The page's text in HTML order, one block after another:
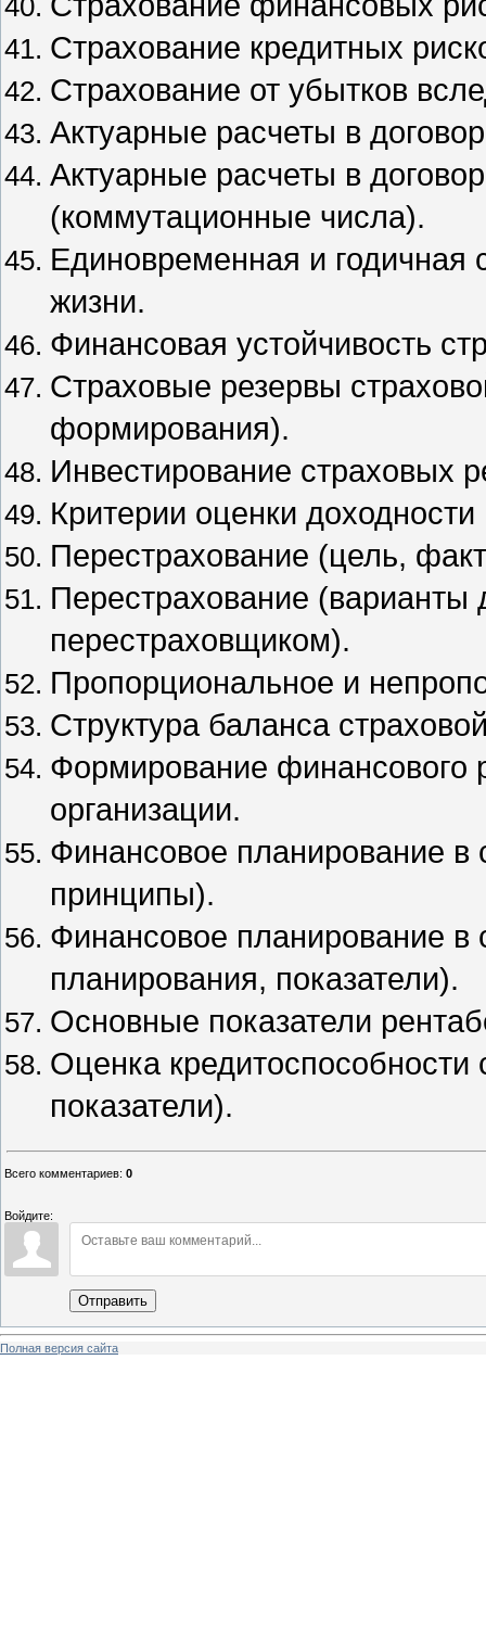
Страхование кредитных
Страхование от убытков
Актуарные расчеты в
Актуарные расчеты в
(коммутационные числа).
Единовременная и годичная
жизни.
Финансовая устойчивость
Страховые резервы
формирования).
Инвестирование страховых
Критерии оценки
Перестрахование (цель,
Перестрахование
перестраховщиком).
Пропорциональное и
Структура баланса
Формирование финансового
организации.
Финансовое планирование в
принципы).
Финансовое планирование в
планирования, показатели).
Основные показатели
Оценка кредитоспособности
показатели).
Всего комментариев: 0
Войдите:
Отправить
Полная версия сайта